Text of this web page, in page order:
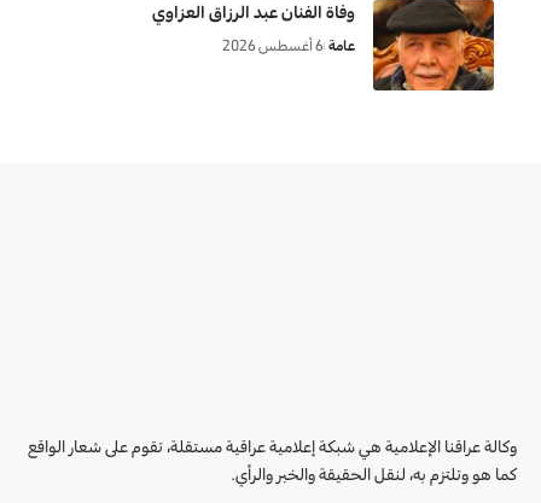
وفاة الفنان عبد الرزاق العزاوي
عامة 6 أغسطس 2026
وكالة عراقنا الإعلامية هي شبكة إعلامية عراقية مستقلة، تقوم على شعار الواقع
كما هو وتلتزم به، لنقل الحقيقة والخبر والرأي.